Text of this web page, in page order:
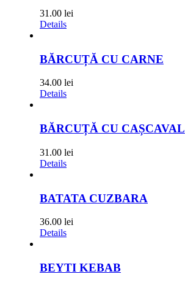
31.00 lei
Details
BĂRCUȚĂ CU CARNE
34.00 lei
Details
BĂRCUȚĂ CU CAȘCAVAL
31.00 lei
Details
BATATA CUZBARA
36.00 lei
Details
BEYTI KEBAB